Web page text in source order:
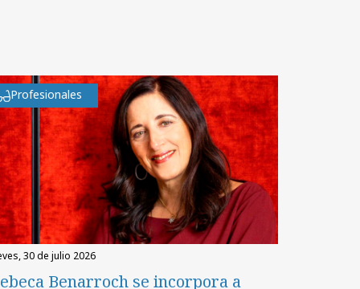
Profesionales
30 de julio 2026
Benarroch se incorpora a